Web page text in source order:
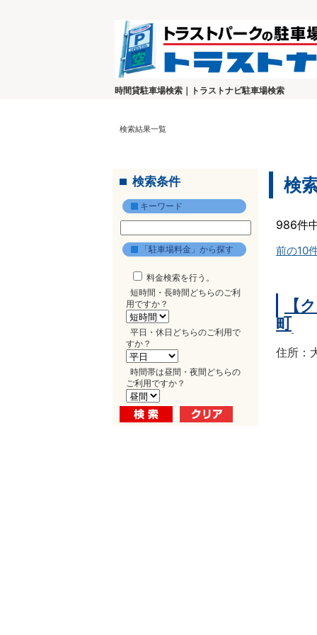
時間貸駐車場検索｜トラストナビ駐車場検索
検索結果一覧
検索条件
キーワード
「駐車場料金」から探す
料金検索を行う。
短時間・長時間どちらのご利
用ですか？
平日・休日どちらのご利用で
すか？
時間帯は昼間・夜間どちらの
ご利用ですか？
検
986件
前の10
【
町
住所：